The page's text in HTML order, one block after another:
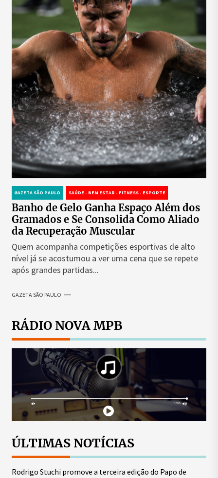
GAZETA SÃO PAULO SAÚDE - BEM ESTAR - FITNESS - ESPORTE
Banho de Gelo Ganha Espaço Além dos
Gramados e Se Consolida Como Aliado
da Recuperação Muscular
Quem acompanha competições esportivas de alto
nível já se acostumou a ver uma cena que se repete
após grandes partidas...
GAZETA SÃO PAULO
RÁDIO NOVA MPB
ÚLTIMAS NOTÍCIAS
Rodrigo Stuchi promove a terceira edição do Papo de